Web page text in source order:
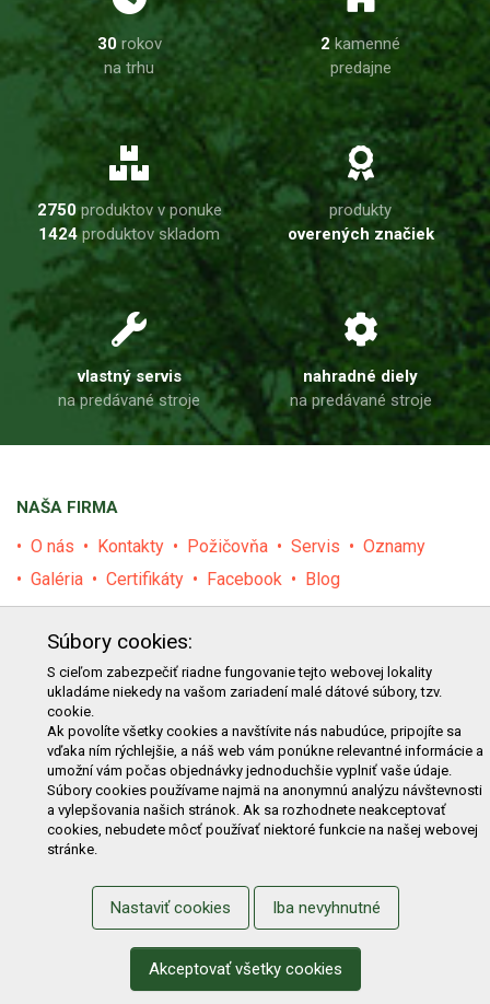
30rokov
na trhu
2 kamenné
predajne
2750produktov v ponuke
1424produktov skladom
produkty
overených značiek
vlastný servis
na predávané stroje
nahradné diely
na predávané stroje
NAŠA FIRMA
O nás Kontakty Požičovňa Servis
Oznamy
Galéria
Certifikáty Facebook Blog
E-shop Akcie Darčekové poukážky
Katalógy
Zľavy
Novinky Predávané značky
Bazár
Výzvy pre obce a firmy
NAKUPOVANIE
Obchodné podmienky
Cenník prepravy
Reklamačný poriadok
Odstúpenie od kúpy
Protokol na odstúpenie od kúpy
Alternatívne riešenie sporu
Ochrana osobných údajov
Používanie cookies
Nákup na splátky
Súbory cookies:
S cieľom zabezpečiť riadne fungovanie tejto webovej lokality
ukladáme niekedy na vašom zariadení malé dátové súbory, tzv.
cookie.
Ak povolíte všetky cookies a navštívite nás nabudúce, pripojíte sa
vďaka ním rýchlejšie, a náš web vám ponúkne relevantné informácie a
umožní vám počas objednávky jednoduchšie vyplniť vaše údaje.
Súbory cookies používame najmä na anonymnú analýzu návštevnosti
a vylepšovania našich stránok. Ak sa rozhodnete neakceptovať
cookies, nebudete môcť používať niektoré funkcie na našej webovej
stránke.
Nastaviť cookies Iba nevyhnutné
Akceptovať všetky cookies